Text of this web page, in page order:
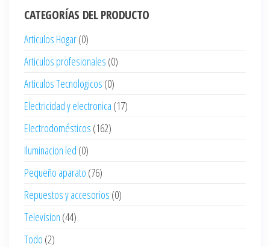
CATEGORÍAS DEL PRODUCTO
Articulos Hogar(0)
Articulos profesionales (0)
Articulos Tecnologicos (0)
Electricidad y electronica (17)
Electrodomésticos (162)
Iluminacion led (0)
Pequeño aparato (76)
Repuestos y accesorios (0)
Television (44)
Todo (2)